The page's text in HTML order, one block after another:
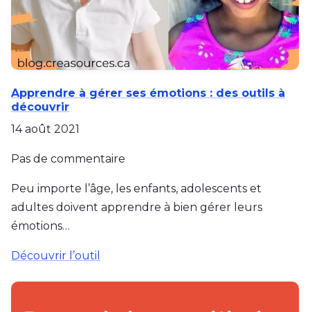
Apprendre à gérer ses émotions : des outils à
découvrir
14 août 2021
Pas de commentaire
Peu importe l’âge, les enfants, adolescents et
adultes doivent apprendre à bien gérer leurs
émotions…
Découvrir l’outil